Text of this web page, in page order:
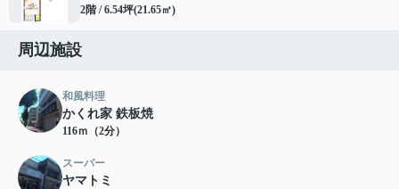
2階 / 6.54坪(21.65㎡)
周辺施設
和風料理
かくれ家 鉄板焼
116ｍ（2分）
スーパー
ヤマトミ